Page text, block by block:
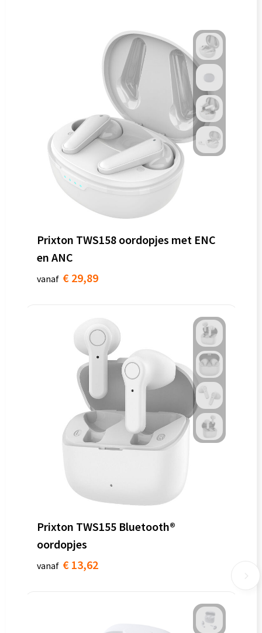
Prixton TWS158 oordopjes met ENC
en ANC
vanaf € 29,89
Prixton TWS155 Bluetooth®
oordopjes
vanaf € 13,62